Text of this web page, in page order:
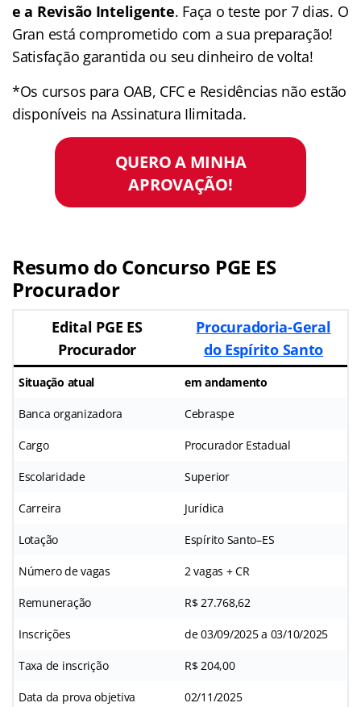
e a Revisão Inteligente. Faça o teste por 7 dias. O
Gran está comprometido com a sua preparação!
Satisfação garantida ou seu dinheiro de volta!
*Os cursos para OAB, CFC e Residências não estão
disponíveis na Assinatura Ilimitada.
QUERO A MINHA
APROVAÇÃO!
Resumo do Concurso PGE ES
Procurador
Edital PGE ES
Procurador
Procuradoria-Geral
do Espírito Santo
Situação atual em andamento
Banca organizadora Cebraspe
Cargo Procurador Estadual
Escolaridade Superior
Carreira Jurídica
Lotação Espírito Santo–ES
Número de vagas 2 vagas + CR
Remuneração R$ 27.768,62
Inscrições de 03/09/2025 a 03/10/2025
Taxa de inscrição R$ 204,00
Data da prova objetiva 02/11/2025